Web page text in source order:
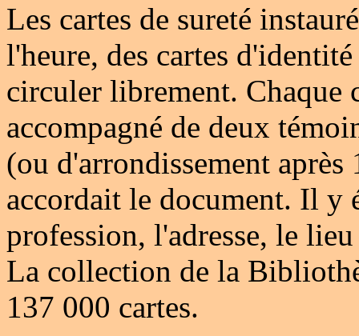
Les cartes de sureté
l'heure, des cartes
circuler librement. Chaque
accompagné de deux
(ou d'arrondissement
accordait le document. Il y
profession, l'adresse, le
La collection de la
137 000 cartes.